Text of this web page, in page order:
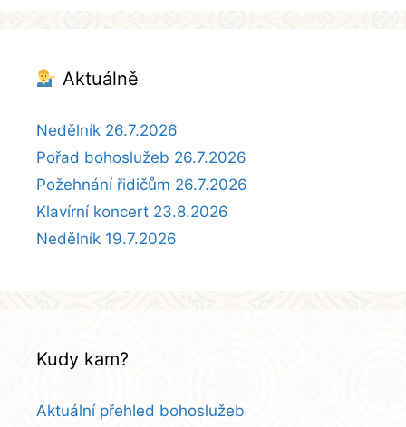
Aktuálně
Nedělník 26.7.2026
Pořad bohoslužeb 26.7.2026
Požehnání řidičům 26.7.2026
Klavírní koncert 23.8.2026
Nedělník 19.7.2026
Kudy kam?
Aktuální přehled bohoslužeb